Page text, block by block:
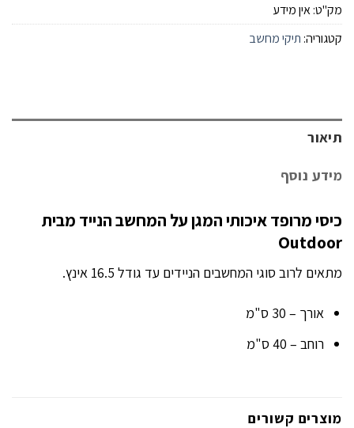
מק"ט:אין מידע
קטגוריה: תיקי מחשב
תיאור
מידע נוסף
כיסי מרופד איכותי המגן על המחשב הנייד מבית
Outdoor
מתאים לרוב סוגי המחשבים הניידים עד גודל 16.5 אינץ.
אורך – 30 ס"מ
רוחב – 40 ס"מ
מוצרים קשורים